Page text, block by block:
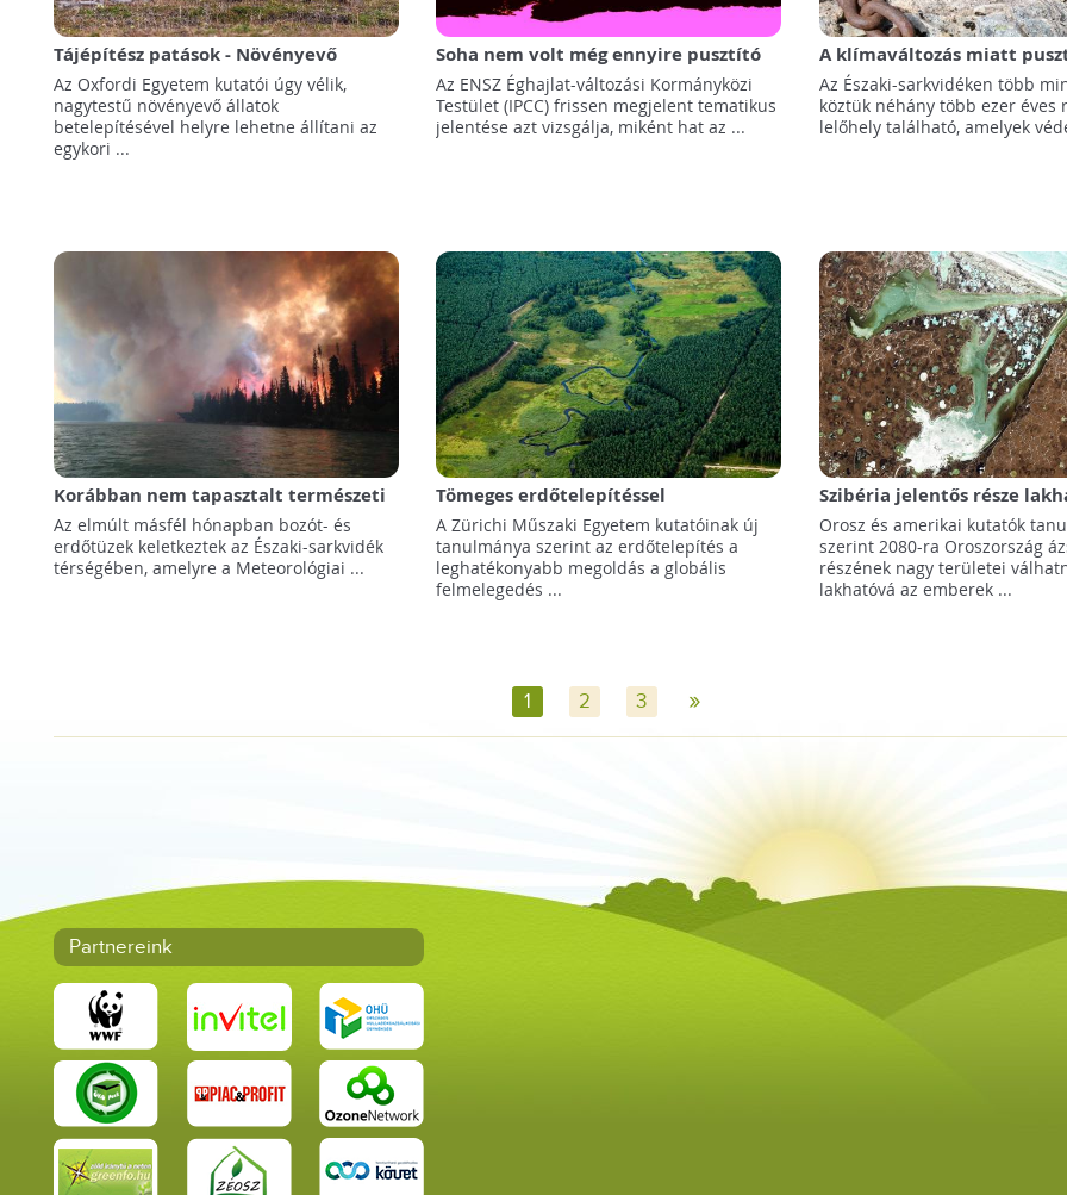
Tájépítész patások - Növényevő
állatokkal a permafroszt olvadása
ellen?
Az Oxfordi Egyetem kutatói úgy vélik,
nagytestű növényevő állatok
betelepítésével helyre lehetne állítani az
egykori ...
Soha nem volt még ennyire pusztító
hatású a klímaváltozás a tengereken
és a jéggel borított vidékeken
Az ENSZ Éghajlat-változási Kormányközi
Testület (IPCC) frissen megjelent tematikus
jelentése azt vizsgálja, miként hat az ...
A klímaváltozás miatt
Grönland régészeti
Az Északi-sarkvidéken több
köztük néhány több ezer éves
lelőhely található, amelyek
Korábban nem tapasztalt természeti
tüzek tombolnak az Északi-sarkvidék
térségében!
Az elmúlt másfél hónapban bozót- és
erdőtüzek keletkeztek az Északi-sarkvidék
térségében, amelyre a Meteorológiai ...
Tömeges erdőtelepítéssel
megmenthető Földünk?
A Zürichi Műszaki Egyetem kutatóinak új
tanulmánya szerint az erdőtelepítés a
leghatékonyabb megoldás a globális
felmelegedés ...
Szibéria jelentős része
válhat a klímaváltozás
Orosz és amerikai kutatók
szerint 2080-ra Oroszország
részének nagy területei
lakhatóvá az emberek ...
1 2 3 »
Partnereink